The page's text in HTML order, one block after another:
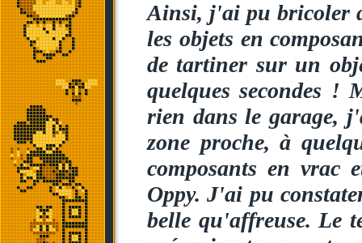
Ainsi, j'ai pu bricoler
les objets en
de tartiner sur un
quelques secondes !
rien dans le garage,
zone proche, à
composants en vrac
Oppy. J'ai pu
belle qu'affreuse. Le